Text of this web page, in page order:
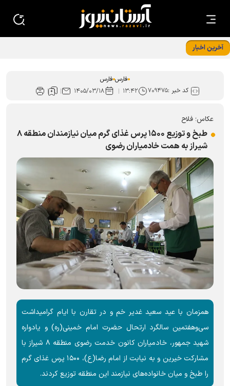
آخرین اخبار
فارس فارس
کد خبر :۷۰۹۴۷۵ ۱۳:۴۲ ۱۴۰۵/۰۳/۱۸
عکاس؛ فلاح
طبخ و توزیع ۱۵۰۰ پرس غذای گرم میان نیازمندان منطقه ۸
شیراز به همت خادمیاران رضوی
همزمان با عید سعید غدیر خم و در تقارن با ایام گرامیداشت
سی‌وهفتمین سالگرد ارتحال حضرت امام خمینی(ره) و یادواره
شهید جمهور، خادمیاران کانون خدمت رضوی منطقه ۸ شیراز با
مشارکت خیرین و به نیابت از امام رضا(ع)، ۱۵۰۰ پرس غذای گرم
را طبخ و میان خانواده‌های نیازمند این منطقه توزیع کردند.